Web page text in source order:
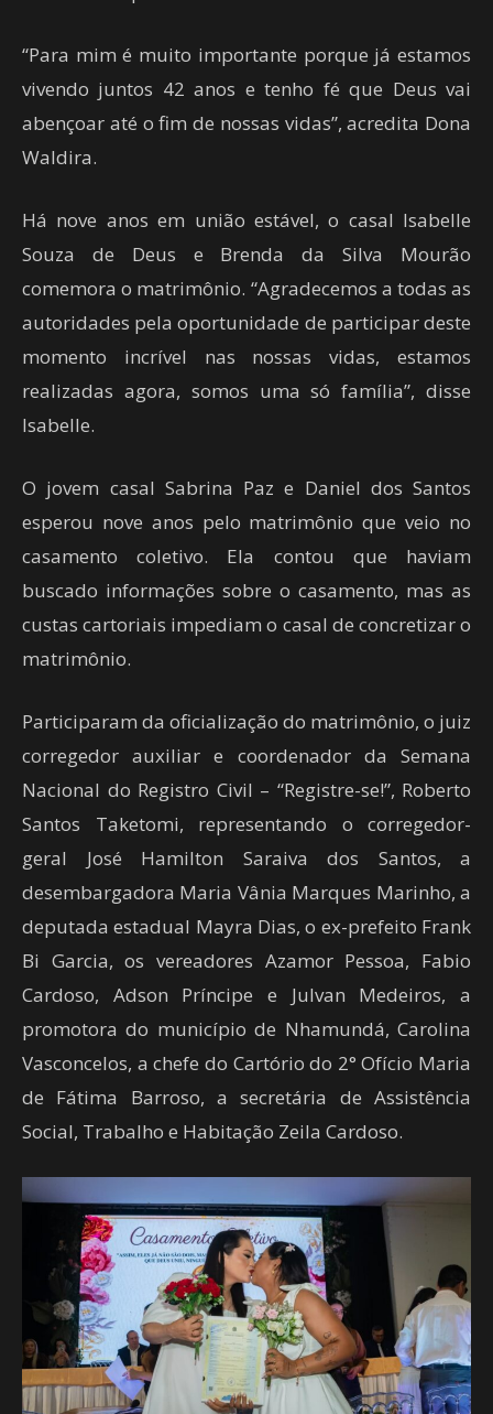
“Para mim é muito importante porque já estamos
vivendo juntos 42 anos e tenho fé que Deus vai
abençoar até o fim de nossas vidas”, acredita Dona
Waldira.
Há nove anos em união estável, o casal Isabelle
Souza de Deus e Brenda da Silva Mourão
comemora o matrimônio. “Agradecemos a todas as
autoridades pela oportunidade de participar deste
momento incrível nas nossas vidas, estamos
realizadas agora, somos uma só família”, disse
Isabelle.
O jovem casal Sabrina Paz e Daniel dos Santos
esperou nove anos pelo matrimônio que veio no
casamento coletivo. Ela contou que haviam
buscado informações sobre o casamento, mas as
custas cartoriais impediam o casal de concretizar o
matrimônio.
Participaram da oficialização do matrimônio, o juiz
corregedor auxiliar e coordenador da Semana
Nacional do Registro Civil – “Registre-se!”, Roberto
Santos Taketomi, representando o corregedor-
geral José Hamilton Saraiva dos Santos, a
desembargadora Maria Vânia Marques Marinho, a
deputada estadual Mayra Dias, o ex-prefeito Frank
Bi Garcia, os vereadores Azamor Pessoa, Fabio
Cardoso, Adson Príncipe e Julvan Medeiros, a
promotora do município de Nhamundá, Carolina
Vasconcelos, a chefe do Cartório do 2° Ofício Maria
de Fátima Barroso, a secretária de Assistência
Social, Trabalho e Habitação Zeila Cardoso.